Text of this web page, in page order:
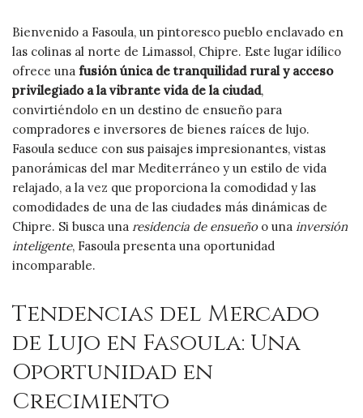
Bienvenido a Fasoula, un pintoresco pueblo enclavado en
las colinas al norte de Limassol, Chipre. Este lugar idílico
ofrece una fusión única de tranquilidad rural y acceso
privilegiado a la vibrante vida de la ciudad,
convirtiéndolo en un destino de ensueño para
compradores e inversores de bienes raíces de lujo.
Fasoula seduce con sus paisajes impresionantes, vistas
panorámicas del mar Mediterráneo y un estilo de vida
relajado, a la vez que proporciona la comodidad y las
comodidades de una de las ciudades más dinámicas de
Chipre. Si busca una residencia de ensueñoo una inversión
inteligente, Fasoula presenta una oportunidad
incomparable.
Tendencias del Mercado
de Lujo en Fasoula: Una
Oportunidad en
Crecimiento